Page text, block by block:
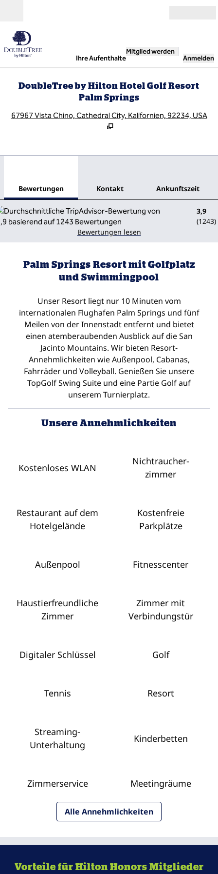
Ihre Aufenthalte
Mitglied werden
Anmelden
DoubleTree by Hilton Hotel Golf Resort
Palm Springs
67967 Vista Chino, Cathedral City, Kalifornien, 92234, USA
Bewertungen Kontakt Ankunftszeit
3,9
(1243)
Bewertungen lesen
Palm Springs Resort mit Golfplatz
und Swimmingpool
Unser Resort liegt nur 10 Minuten vom
internationalen Flughafen Palm Springs und fünf
Meilen von der Innenstadt entfernt und bietet
einen atemberaubenden Ausblick auf die San
Jacinto Mountains. Wir bieten Resort-
Annehmlichkeiten wie Außenpool, Cabanas,
Fahrräder und Volleyball. Genießen Sie unsere
TopGolf Swing Suite und eine Partie Golf auf
unserem Turnierplatz.
Unsere Annehmlichkeiten
Kostenloses WLAN
Nichtraucher­
zimmer
Restaurant auf dem
Hotelgelände
Kostenfreie
Parkplätze
Außenpool Fitnesscenter
Haustier­freundliche
Zimmer
Zimmer mit
Verbindungstür
Digitaler Schlüssel Golf
Tennis Resort
Streaming-
Unterhaltung
Kinderbetten
Zimmer­service Meeting­räume
Alle Annehmlichkeiten
Vorteile für Hilton Honors Mitglieder